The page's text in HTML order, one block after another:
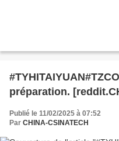
préparation.
Publié le 11/02/2025 à 07:52
Par CHINA-CSINATECH